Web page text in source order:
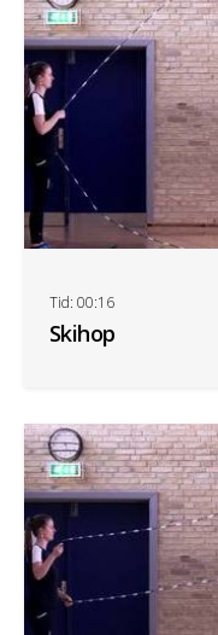
Skihop
Tid: 00:16